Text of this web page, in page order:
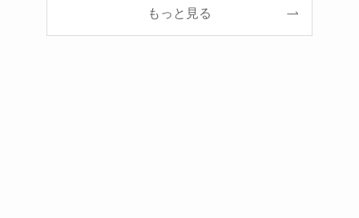
もっと見る